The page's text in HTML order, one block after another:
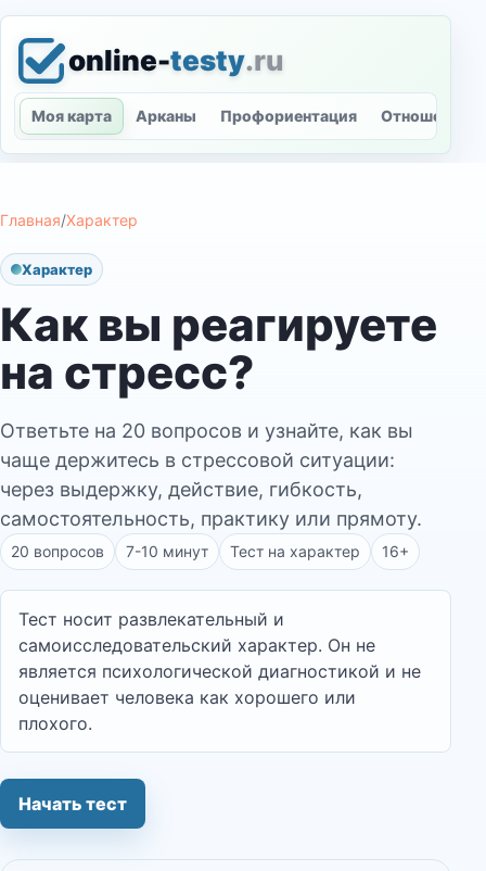
online-testy.ru
Моя карта Арканы Профориентация Отношения
Главная/Характер
Характер
Как вы реагируете
на стресс?
Ответьте на 20 вопросов и узнайте, как вы
чаще держитесь в стрессовой ситуации:
через выдержку, действие, гибкость,
самостоятельность, практику или прямоту.
20 вопросов 7-10 минут Тест на характер 16+
Тест носит развлекательный и
самоисследовательский характер. Он не
является психологической диагностикой и не
оценивает человека как хорошего или
плохого.
Начать тест